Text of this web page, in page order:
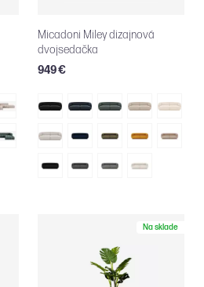
Micadoni Miley dizajnová
dvojsedačka
949 €
Na sklade